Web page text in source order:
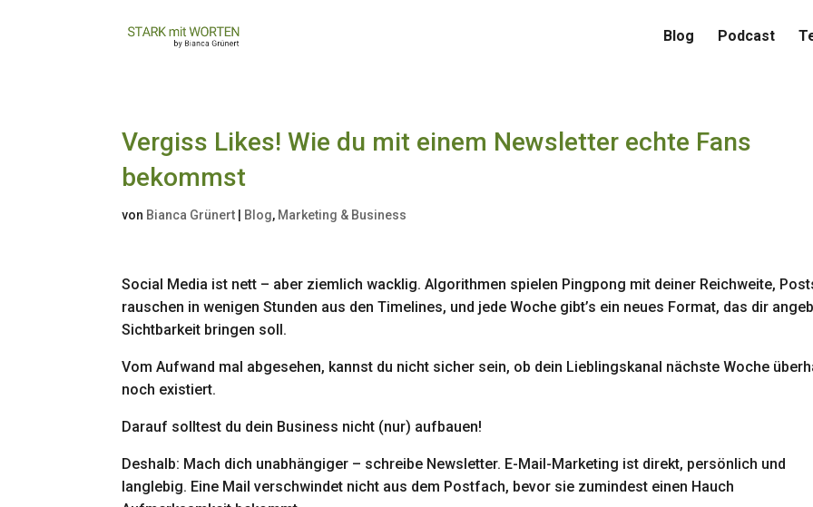
Blog Podcast
Vergiss Likes! Wie du mit einem Newsletter echte Fans
bekommst
von Bianca Grünert Blog, Marketing & Business
Social Media ist nett – aber ziemlich wacklig. Algorithmen spielen Pingpong mit deiner Reichweite,
rauschen in wenigen Stunden aus den Timelines, und jede Woche gibt’s ein neues Format, das dir
Sichtbarkeit bringen soll.
Vom Aufwand mal abgesehen, kannst du nicht sicher sein, ob dein Lieblingskanal nächste Woche
noch existiert.
Darauf solltest du dein Business nicht (nur) aufbauen!
Deshalb: Mach dich unabhängiger – schreibe Newsletter. E-Mail-Marketing ist direkt, persönlich und
langlebig. Eine Mail verschwindet nicht aus dem Postfach, bevor sie zumindest einen Hauch